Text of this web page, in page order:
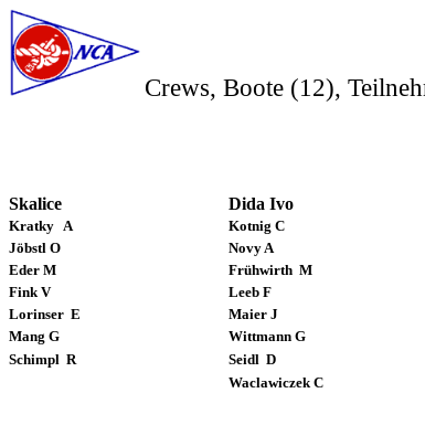
Crews, Boote (12),
Skalice Dida Ivo
Kratky A Kotnig C
Jöbstl O
Novy A
Eder M
Frühwirth M
Fink V
Leeb F
Lorinser E Maier J
Mang G
Wittmann G
Schimpl R Seidl D
Waclawiczek C